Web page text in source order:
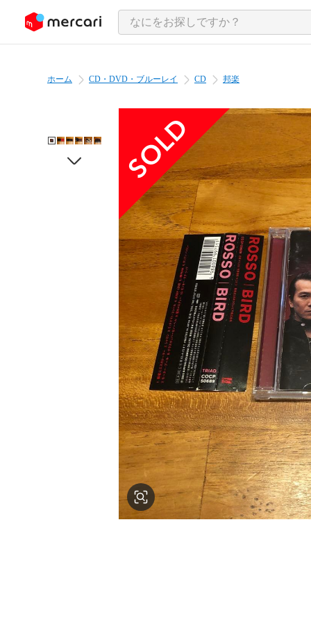
ツにスキップ
ホーム CD・DVD・ブルーレイ CD 邦楽